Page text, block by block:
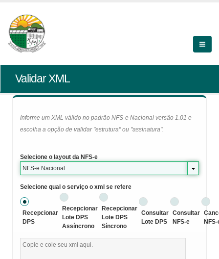
Validar XML
Informe um XML válido no padrão NFS-e Nacional versão 1.01 e
escolha a opção de validar "estrutura" ou "assinatura".
Selecione o layout da NFS-e
NFS-e Nacional
Selecione qual o serviço o xml se refere
Recepcionar
DPS
Recepcionar
Lote DPS
Assíncrono
Recepcionar
Lote DPS
Síncrono
Consultar
Lote DPS
Consultar
NFS-e
NFS-